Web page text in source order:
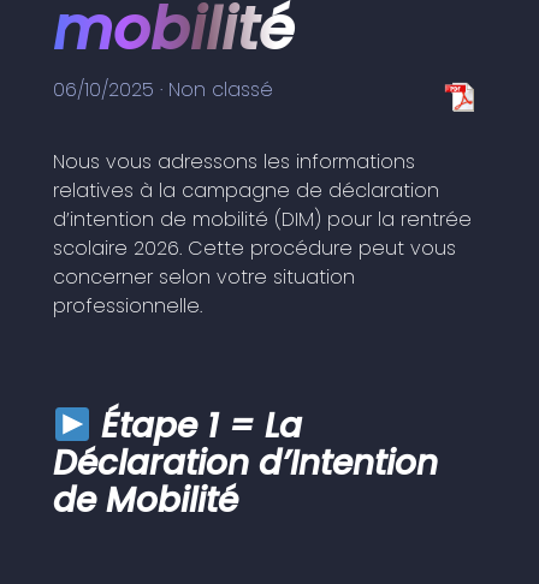
mobilité
06/10/2025 · Non classé
Nous vous adressons les informations
relatives à la campagne de déclaration
d’intention de mobilité (DIM) pour la rentrée
scolaire 2026. Cette procédure peut vous
concerner selon votre situation
professionnelle.
Étape 1 = La
Déclaration d’Intention
de Mobilité